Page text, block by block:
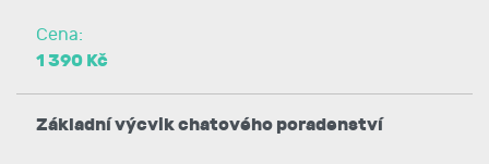
Cena:
1 390 Kč
Základní výcvik chatového poradenství